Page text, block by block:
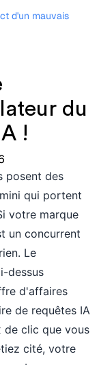
d'un mauvais
du
!
posent des
qui portent
votre marque
un concurrent
Le
dessus
d'affaires
de requêtes IA
de clic que vous
cité, votre